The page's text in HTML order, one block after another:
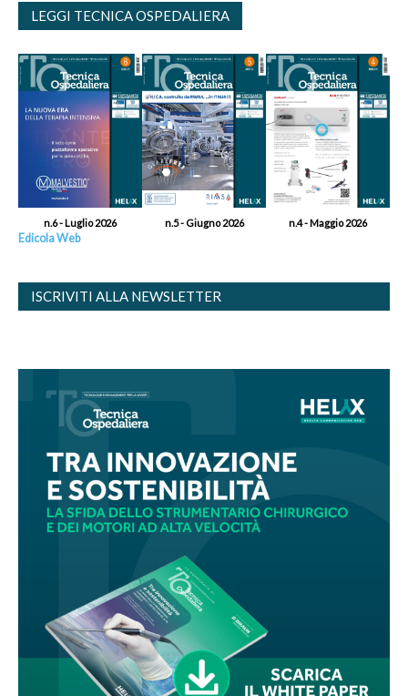
LEGGI TECNICA OSPEDALIERA
n.6 - Luglio 2026 n.5 - Giugno 2026 n.4 - Maggio 2026
Edicola Web
ISCRIVITI ALLA NEWSLETTER